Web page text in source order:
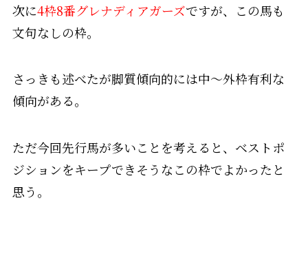
次に4枠8番グレナディアガーズですが、この馬も
文句なしの枠。
さっきも述べたが脚質傾向的には中～外枠有利な
傾向がある。
ただ今回先行馬が多いことを考えると、ベストポ
ジションをキープできそうなこの枠でよかったと
思う。